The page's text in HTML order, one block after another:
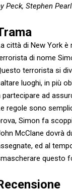
Peck, Stephen
città di New York
di nome
terrorista si
luoghi, in più
partecipare ad
regole sono
Simon fa
McClane dovrà
ed al
questo